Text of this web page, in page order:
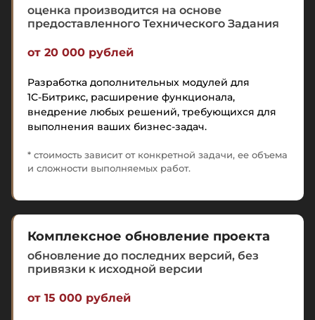
оценка производится на основе
предоставленного Технического Задания
от 20 000 рублей
Разработка дополнительных модулей для
1С-Битрикс, расширение функционала,
внедрение любых решений, требующихся для
выполнения ваших бизнес-задач.
* стоимость зависит от конкретной задачи, ее объема
и сложности выполняемых работ.
Комплексное обновление проекта
обновление до последних версий, без
привязки к исходной версии
от 15 000 рублей